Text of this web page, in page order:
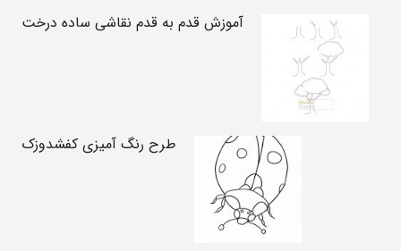
آموزش قدم به قدم نقاشی ساده درخت
طرح رنگ آمیزی کفشدوزک